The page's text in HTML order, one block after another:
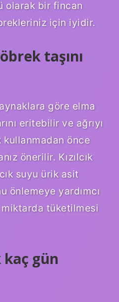
olarak bir fincan
için iyidir.
taşını
göre elma
eritebilir ve ağrıyı
önce
önerilir. Kızılcık
suyu ürik asit
önlemeye yardımcı
miktarda tüketilmesi
gün